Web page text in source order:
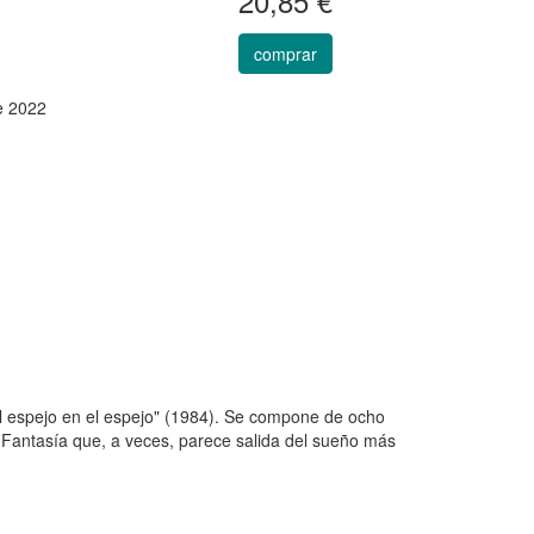
2022
comprar
en el espejo" (1984). Se compone de ocho
que, a veces, parece salida del sueño más